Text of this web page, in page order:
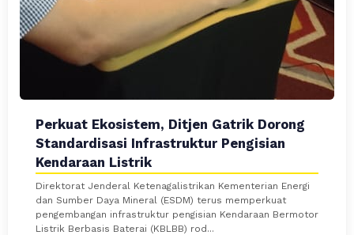
Perkuat Ekosistem, Ditjen Gatrik Dorong
Standardisasi Infrastruktur Pengisian
Kendaraan Listrik
Direktorat Jenderal Ketenagalistrikan Kementerian Energi
dan Sumber Daya Mineral (ESDM) terus memperkuat
pengembangan infrastruktur pengisian Kendaraan Bermotor
Listrik Berbasis Baterai (KBLBB) rod...